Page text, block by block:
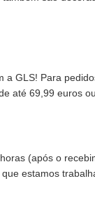
GLS! Para
até 69,99 euros
(após o
estamos